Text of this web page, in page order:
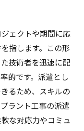
ト工事
ャリアアップ
実態
見据えたキャリ
キャリアの構築
ェクトや期間に応
指します。この形
技術者を迅速に配
的です。派遣とし
るため、スキルの
ラント工事の派遣
な対応力やコミュ